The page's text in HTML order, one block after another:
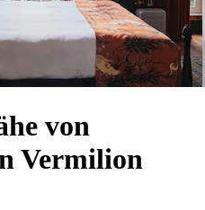
von
Vermilion